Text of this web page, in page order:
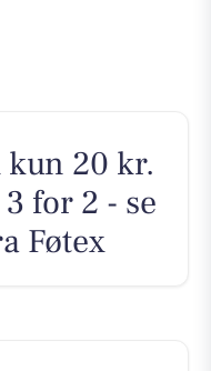
20 kr.
for 2 - se
Føtex